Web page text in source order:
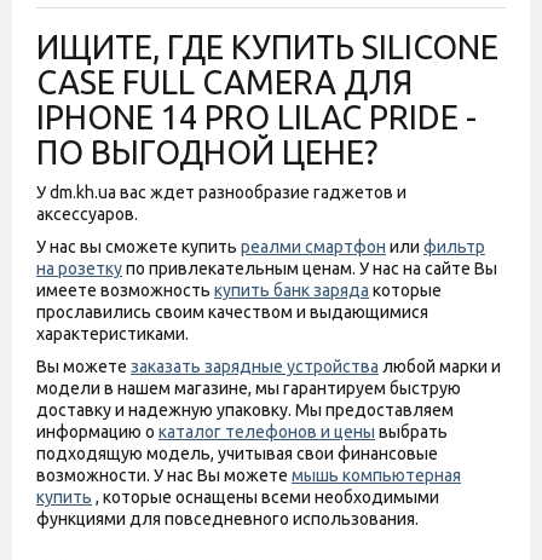
ИЩИТЕ, ГДЕ КУПИТЬ SILICONE
CASE FULL CAMERA ДЛЯ
IPHONE 14 PRO LILAC PRIDE -
ПО ВЫГОДНОЙ ЦЕНЕ?
У dm.kh.ua вас ждет разнообразие гаджетов и
аксессуаров.
У нас вы сможете купить реалми смартфон или фильтр
на розеткупо привлекательным ценам. У нас на сайте Вы
имеете возможность купить банк заряда которые
прославились своим качеством и выдающимися
характеристиками.
Вы можете заказать зарядные устройства любой марки и
модели в нашем магазине, мы гарантируем быструю
доставку и надежную упаковку. Мы предоставляем
информацию о каталог телефонов и цены выбрать
подходящую модель, учитывая свои финансовые
возможности. У нас Вы можете мышь компьютерная
купить , которые оснащены всеми необходимыми
функциями для повседневного использования.